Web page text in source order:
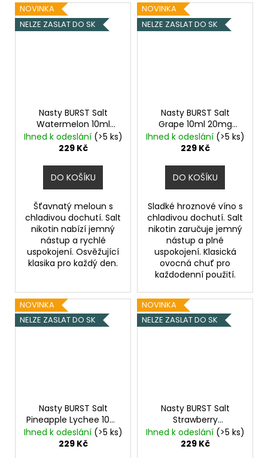
NOVINKA
NELZE ZASLAT DO SK
Nasty BURST Salt
Watermelon 10ml
20mg Vodní meloun,
Chladivá složka (ICE)
Ihned k odeslání (>5 ks)
229 Kč
DO KOŠÍKU
Šťavnatý meloun s
chladivou dochutí. Salt
nikotin nabízí jemný
nástup a rychlé
uspokojení. Osvěžující
klasika pro každý den.
NOVINKA
NELZE ZASLAT DO SK
Nasty BURST Salt
Grape 10ml 20mg
Hroznové víno,
Chladivá složka (ICE)
Ihned k odeslání (>5 ks)
229 Kč
DO KOŠÍKU
Sladké hroznové víno s
chladivou dochutí. Salt
nikotin zaručuje jemný
nástup a plné
uspokojení. Klasická
ovocná chuť pro
každodenní použití.
NOVINKA
NELZE ZASLAT DO SK
Nasty BURST Salt
Pineapple Lychee 10ml
20mgAnanas, Liči,
Chladivá složka (ICE)
Ihned k odeslání (>5 ks)
229 Kč
NOVINKA
NELZE ZASLAT DO SK
Nasty BURST Salt
Strawberry
Watermelon 10ml
Jahoda, Vodní
Ihned k odeslání (>5 ks)
229 Kč